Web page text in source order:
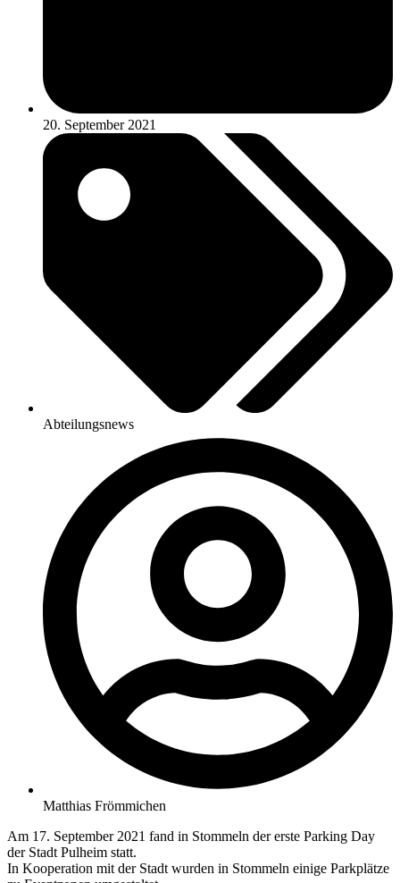
20. September 2021
Abteilungsnews
Matthias Frömmichen
Am 17. September 2021 fand in Stommeln der erste Parking Day
der Stadt Pulheim statt.
In Kooperation mit der Stadt wurden in Stommeln einige Parkplätze